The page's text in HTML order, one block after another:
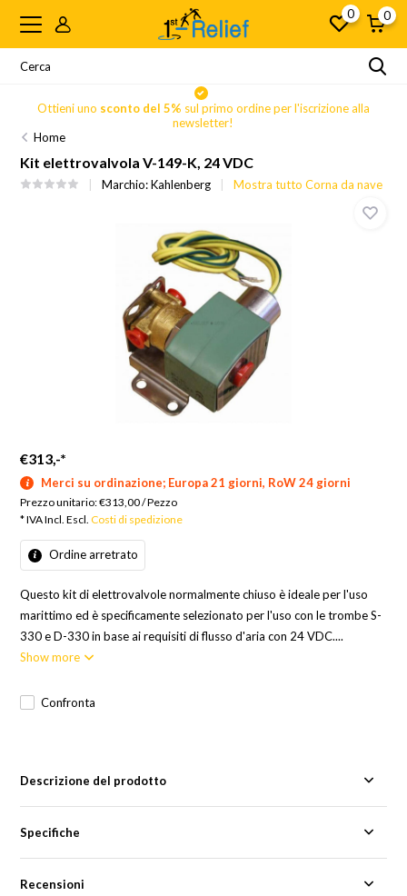
0 0
Ottieni uno sconto del 5% sul primo ordine per l'iscrizione alla
newsletter!
Home
Kit elettrovalvola V-149-K, 24 VDC
Marchio:Kahlenberg Mostra tutto Corna da nave
€313,-*
Merci su ordinazione; Europa 21 giorni, RoW 24 giorni
Prezzo unitario:€313,00/Pezzo
* IVA Incl. Escl.Costi di spedizione
Ordine arretrato
Questo kit di elettrovalvole normalmente chiuso è ideale per l'uso
marittimo ed è specificamente selezionato per l'uso con le trombe S-
330 e D-330 in base ai requisiti di flusso d'aria con 24 VDC....
Show more
Confronta
Descrizione del prodotto
Specifiche
Recensioni